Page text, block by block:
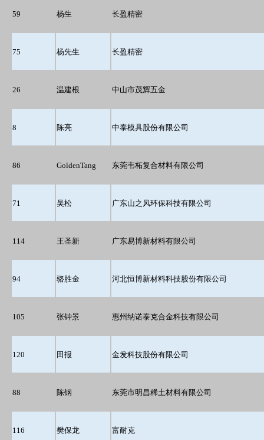
59 杨生 长盈精密
75 杨先生 长盈精密
26 温建根 中山市茂辉五金
8 陈亮 中泰模具股份有限公司
86 GoldenTang 东莞韦柘复合材料有限公司
71 吴松 广东山之风环保科技有限公司
114 王圣新 广东易博新材料有限公司
94 骆胜金 河北恒博新材料科技股份有限公司
105 张钟景 惠州纳诺泰克合金科技有限公司
120 田报 金发科技股份有限公司
88 陈钢 东莞市明昌稀土材料有限公司
116 樊保龙 富耐克